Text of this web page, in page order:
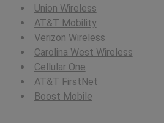
Union Wireless
AT&T Mobility
Verizon Wireless
Carolina West Wireless
Cellular One
AT&T FirstNet
Boost Mobile